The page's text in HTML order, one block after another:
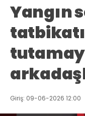
Yangın
Giriş: 09-06-2026 12:00